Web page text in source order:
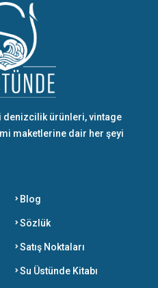
denizcilik ürünleri, vintage
maketlerine dair her şeyi
Blog
Sözlük
Satış Noktaları
Su Üstünde Kitabı